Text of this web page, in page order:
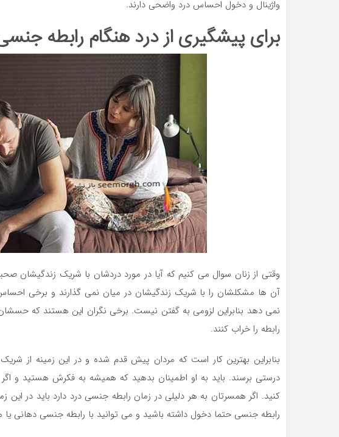
واژینال و دخول احساس درد واضحی دارند.
برای پیشگیری از درد هنگام رابطه
وقتی از زنان سوال می کنیم که آیا در مورد دردشان با شریک زندگیشان
آن ها مشکلشان را با شریک زندگیشان در میان نمی گذارند و برخی
نمی دهد بنابراین لزومی به گفتن نیست. برخی نگران این هستند که
رابطه را خراب کنند.
بنابراین بهترین کار است که مردان پیش قدم شده و در این زمینه از
درستی برسند. باید به او اطمینان بدهید که همیشه به فکرش هستید و
کنید. اگر همسرتان به هر دلیلی در زمان رابطه جنسی درد دارد باید در این
رابطه جنسی حتما دخول داشته باشید و می توانید با رابطه جنسی دهانی یا